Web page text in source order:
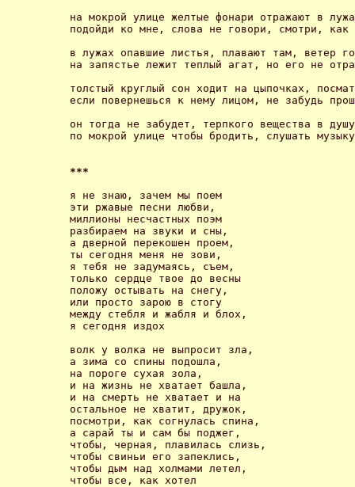
на мокрой улице желтые фонари отражают в
подойди ко мне, слова не говори, смотри, как
в лужах опавшие листья, плавают там, ветер
на запястье лежит теплый агат, но его не
толстый круглый сон ходит на цыпочках,
если повернешься к нему лицом, не забудь
он тогда не забудет, терпкого вещества в
по мокрой улице чтобы бродить, слушать
***
я не знаю, зачем мы поем
эти ржавые песни любви,
миллионы несчастных поэм
разбираем на звуки и сны,
а дверной перекошен проем,
ты сегодня меня не зови,
я тебя не задумаясь, съем,
только сердце твое до весны
положу остывать на снегу,
или просто зарою в стогу
между стебля и жабля и блох,
я сегодня издох
волк у волка не выпросит зла,
а зима со спины подошла,
на пороге сухая зола,
и на жизнь не хватает башла,
и на смерть не хватает и на
остальное не хватит, дружок,
посмотри, как согнулась спина,
а сарай ты и сам бы поджег,
чтобы, черная, плавилась слизь,
чтобы свиньи его запеклись,
чтобы дым над холмами летел,
чтобы все, как хотел